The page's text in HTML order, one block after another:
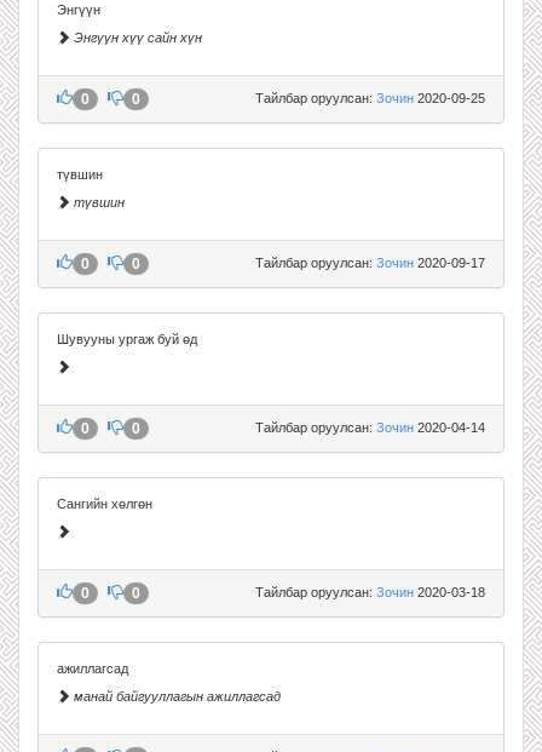
Энгүүн
Энгүүн хүү сайн хүн
Тайлбар оруулсан: Зочин 2020-09-25
0 0
түвшин
түвшин
Тайлбар оруулсан: Зочин 2020-09-17
0 0
Шувууны ургаж буй өд
Тайлбар оруулсан: Зочин 2020-04-14
0 0
Сангийн хөлгөн
Тайлбар оруулсан: Зочин 2020-03-18
0 0
ажиллагсад
манай байгууллагын ажиллагсад